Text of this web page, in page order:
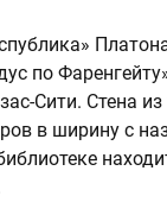
по
Сити. Стена
в ширину с